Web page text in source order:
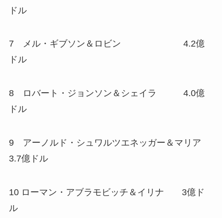
ドル
7 メル・ギブソン＆ロビン 4.2億
ドル
8 ロバート・ジョンソン＆シェイラ 4.0億
ドル
9 アーノルド・シュワルツエネッガー＆マリア
3.7億ドル
10 ローマン・アブラモビッチ＆イリナ 3億ド
ル